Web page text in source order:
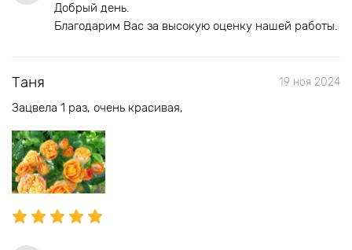
Добрый день.
Благодарим Вас за высокую оценку нашей работы.
Таня 19 ноя 2024
Зацвела 1 раз, очень красивая,